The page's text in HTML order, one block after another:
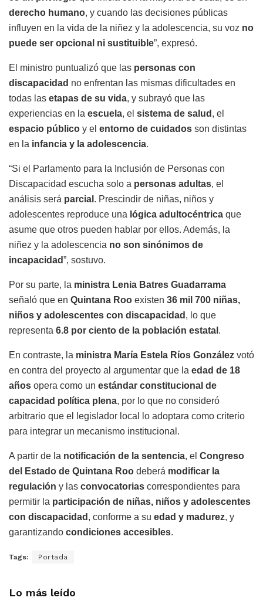
derecho humano, y cuando las decisiones públicas
influyen en la vida de la niñez y la adolescencia, su voz no
puede ser opcional ni sustituible”, expresó.
El ministro puntualizó que las personas con
discapacidad no enfrentan las mismas dificultades en
todas las etapas de su vida, y subrayó que las
experiencias en la escuela, el sistema de salud , el
espacio público y el entorno de cuidados son distintas
en la infancia y la adolescencia.
“Si el Parlamento para la Inclusión de Personas con
Discapacidad escucha solo a personas adultas, el
análisis será parcial . Prescindir de niñas, niños y
adolescentes reproduce una lógica adultocéntrica que
asume que otros pueden hablar por ellos. Además, la
niñez y la adolescencia no son sinónimos de
incapacidad”, sostuvo.
Por su parte, la ministra Lenia Batres Guadarrama
señaló que en Quintana Roo existen 36 mil 700 niñas,
niños y adolescentes con discapacidad , lo que
representa 6.8 por ciento de la población estatal .
En contraste, la ministra María Estela Ríos González votó
en contra del proyecto al argumentar que la edad de 18
años opera como un estándar constitucional de
capacidad política plena, por lo que no consideró
arbitrario que el legislador local lo adoptara como criterio
para integrar un mecanismo institucional.
A partir de la notificación de la sentencia, el Congreso
del Estado de Quintana Roo deberá modificar la
regulación y las convocatorias correspondientes para
permitir la participación de niñas, niños y adolescentes
con discapacidad , conforme a su edad y madurez, y
garantizando condiciones accesibles.
Tags: Portada
Lo más leído